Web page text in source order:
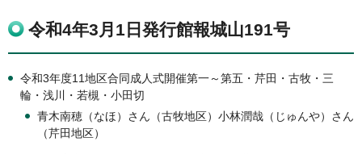
令和4年3月1日発行館報城山191号
令和3年度11地区合同成人式開催第一～第五・芹田・古牧・三
輪・浅川・若槻・小田切
青木南穂（なほ）さん（古牧地区）小林潤哉（じゅんや）さん
（芹田地区）